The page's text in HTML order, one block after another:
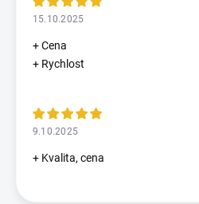
15.10.2025
+ Cena
+ Rychlost
9.10.2025
+ Kvalita, cena